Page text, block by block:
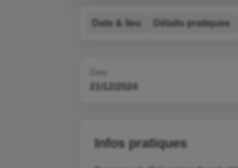
Date & lieu Détails pratiques
21/12/2024
Infos pratiques